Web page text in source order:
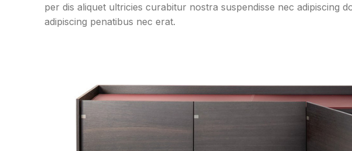
per dis aliquet ultricies curabitur nostra suspendisse nec adipiscing
adipiscing penatibus nec erat.